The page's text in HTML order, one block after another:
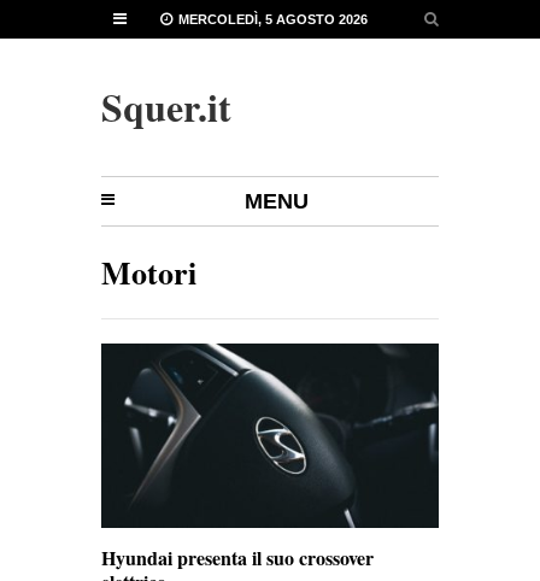
MERCOLEDÌ, 5 AGOSTO 2026
Squer.it
MENU
Motori
Hyundai presenta il suo crossover